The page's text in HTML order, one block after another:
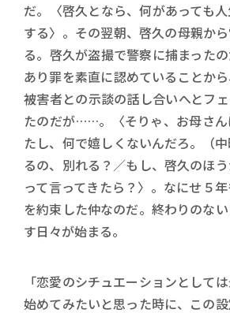
だ。〈啓久となら、何があっても
する〉。その翌朝、啓久の母親か
る。啓久が盗撮で警察に捕まった
あり罪を素直に認めていることから
被害者との示談の話し合いへとフ
たのだが……。〈そりゃ、お母さん
たし、何で嬉しくないんだろ。（
るの、別れる？／もし、啓久のほう
って言ってきたら？〉。なにせ５
を約束した仲なのだ。終わりのな
す日々が始まる。
「恋愛のシチュエーションとして
始めてみたいと思った時に、この